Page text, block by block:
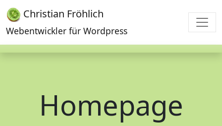
Christian Fröhlich
Webentwickler für Wordpress
Homepage